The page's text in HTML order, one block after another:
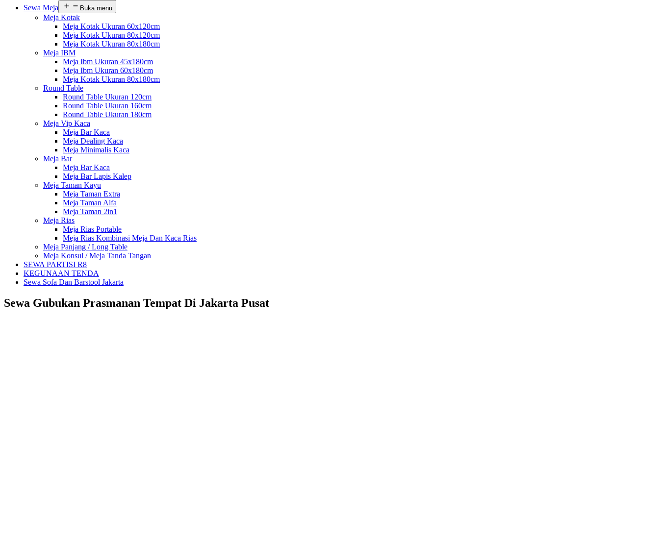
Sewa Meja
Buka menu
Meja Kotak
Meja Kotak Ukuran 60x120cm
Meja Kotak Ukuran 80x120cm
Meja Kotak Ukuran 80x180cm
Meja IBM
Meja Ibm Ukuran 45x180cm
Meja Ibm Ukuran 60x180cm
Meja Kotak Ukuran 80x180cm
Round Table
Round Table Ukuran 120cm
Round Table Ukuran 160cm
Round Table Ukuran 180cm
Meja Vip Kaca
Meja Bar Kaca
Meja Dealing Kaca
Meja Minimalis Kaca
Meja Bar
Meja Bar Kaca
Meja Bar Lapis Kalep
Meja Taman Kayu
Meja Taman Extra
Meja Taman Alfa
Meja Taman 2in1
Meja Rias
Meja Rias Portable
Meja Rias Kombinasi Meja Dan Kaca Rias
Meja Panjang / Long Table
Meja Konsul / Meja Tanda Tangan
SEWA PARTISI R8
KEGUNAAN TENDA
Sewa Sofa Dan Barstool Jakarta
Sewa Gubukan Prasmanan Tempat Di Jakarta Pusat